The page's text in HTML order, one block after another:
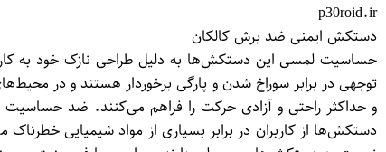
p30roid.ir
دستکش ایمنی ضد برش کالکان
حساسیت لمسی این دستکش‌ها به دلیل طراحی نازک خود به
توجهی در برابر سوراخ شدن و پارگی برخوردار هستند و در
و حداکثر راحتی و آزادی حرکت را فراهم می‌کنند. ضد
دستکش‌ها از کاربران در برابر بسیاری از مواد شیمیایی